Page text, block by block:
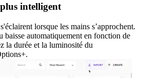
intelligent
lorsque les mains s’approchent.
baisse automatiquement en fonction de
la durée et la luminosité du